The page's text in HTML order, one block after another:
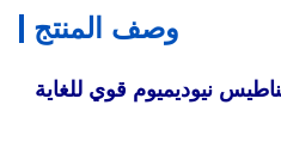
وصف المنتج
نيوديميوم قوي للغاية